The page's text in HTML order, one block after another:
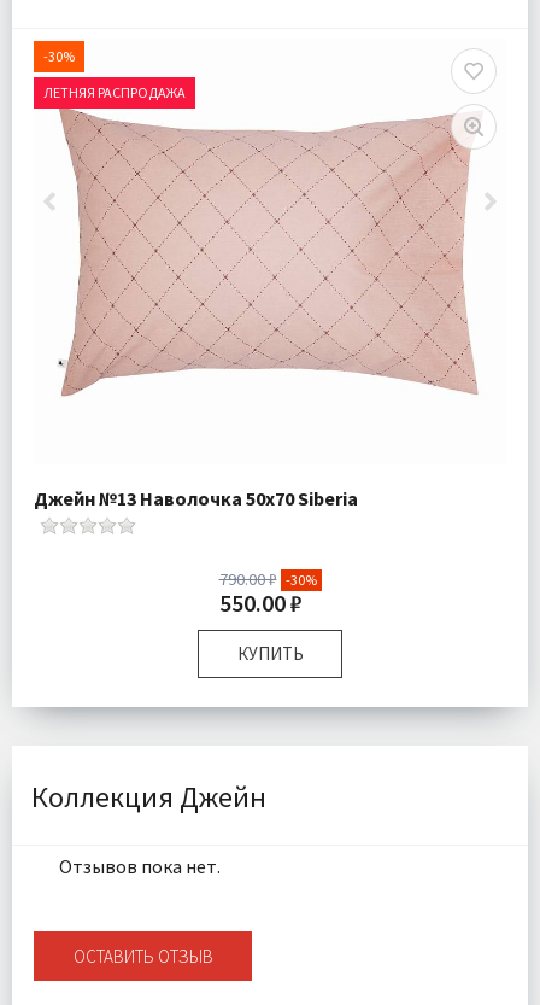
-30%
ЛЕТНЯЯ РАСПРОДАЖА
Джейн №13 Наволочка 50х70 Siberia
790.00 ₽ -30%
550.00 ₽
КУПИТЬ
Размер:
50х70 см
Доставка:
Коллекция Джейн
Отзывов пока нет.
ОСТАВИТЬ ОТЗЫВ